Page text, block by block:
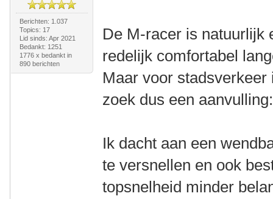
Berichten: 1.037
Topics: 17
Lid sinds: Apr 2021
Bedankt: 1251
1776 x bedankt in
890 berichten
De M-racer is natuurlijk
redelijk comfortabel
Maar voor
zoek dus een aanvulling:
Ik dacht aan een
te versnellen en ook
topsnelheid minder